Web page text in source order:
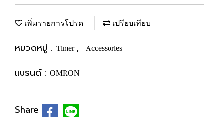
เพิ่มรายการโปรด เปรียบเทียบ
หมวดหมู่ : Timer , Accessories
แบรนด์ : OMRON
Share